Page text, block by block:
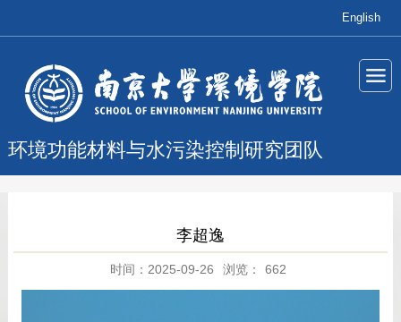
English
环境功能材料与水污染控制研究团队
李超逸
时间：2025-09-26 浏览： 662